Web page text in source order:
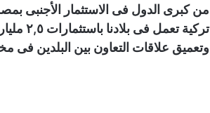
تركية
وتعميق علاقات التعاون بين البلدين فى